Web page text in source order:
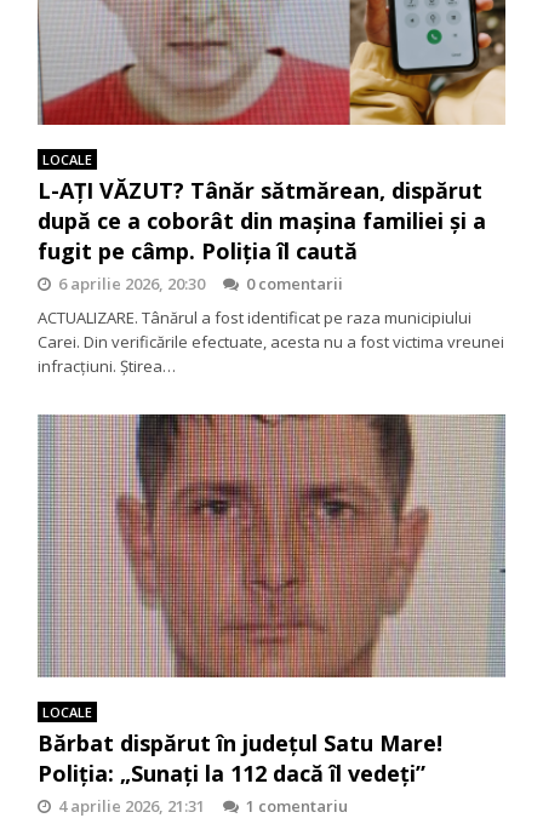
LOCALE
L-AȚI VĂZUT? Tânăr sătmărean, dispărut
după ce a coborât din mașina familiei și a
fugit pe câmp. Poliția îl caută
6 aprilie 2026, 20:30
0 comentarii
ACTUALIZARE. Tânărul a fost identificat pe raza municipiului
Carei. Din verificările efectuate, acesta nu a fost victima vreunei
infracțiuni. Știrea…
LOCALE
Bărbat dispărut în județul Satu Mare!
Poliția: „Sunați la 112 dacă îl vedeți”
4 aprilie 2026, 21:31
1 comentariu